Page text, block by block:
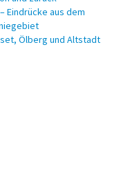
Eindrücke aus dem
Ölberg und Altstadt